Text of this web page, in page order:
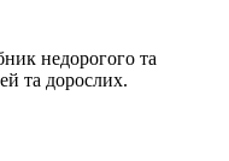
недорогого та
та дорослих.